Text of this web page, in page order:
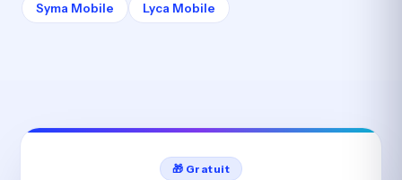
Syma Mobile Lyca Mobile
🎁 Gratuit